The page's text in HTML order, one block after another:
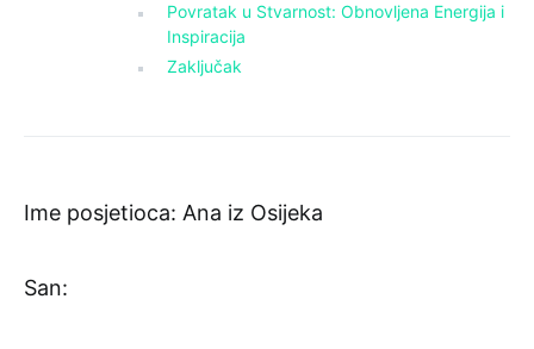
Povratak u Stvarnost: Obnovljena Energija i
Inspiracija
Zaključak
Ime posjetioca: Ana iz Osijeka
San: